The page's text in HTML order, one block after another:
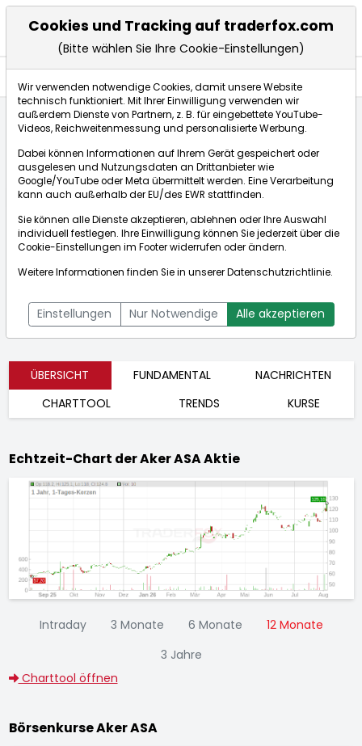
Börse:
NO0010234552]
Aktienkurse
Bid:124,600€Ask:125,200€
ÜBERSICHT FUNDAMENTAL
NACHRICHTEN
CHARTTOOL
TRENDS KURSE
Echtzeit-Chart der Aker ASA Aktie
Intraday 3 Monate 6 Monate
12 Monate
3 Jahre
Charttool öffnen
Börsenkurse Aker ASA
Cookies und Tracking auf traderfox.com
(Bitte wählen Sie Ihre Cookie-Einstellungen)
Wir verwenden notwendige Cookies, damit unsere Website
technisch funktioniert. Mit Ihrer Einwilligung verwenden wir
außerdem Dienste von Partnern, z. B. für eingebettete YouTube-
Videos, Reichweitenmessung und personalisierte Werbung.
Dabei können Informationen auf Ihrem Gerät gespeichert oder
ausgelesen und Nutzungsdaten an Drittanbieter wie
Google/YouTube oder Meta übermittelt werden. Eine Verarbeitung
kann auch außerhalb der EU/des EWR stattfinden.
Sie können alle Dienste akzeptieren, ablehnen oder Ihre Auswahl
individuell festlegen. Ihre Einwilligung können Sie jederzeit über die
Cookie-Einstellungen im Footer widerrufen oder ändern.
Weitere Informationen finden Sie in unsererDatenschutzrichtlinie.
Einstellungen Nur Notwendige Alle akzeptieren